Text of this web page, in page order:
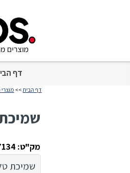
דף
מוצרים
דף הבית >>
שמיכת
מק"ט: ET7134
שמיכת